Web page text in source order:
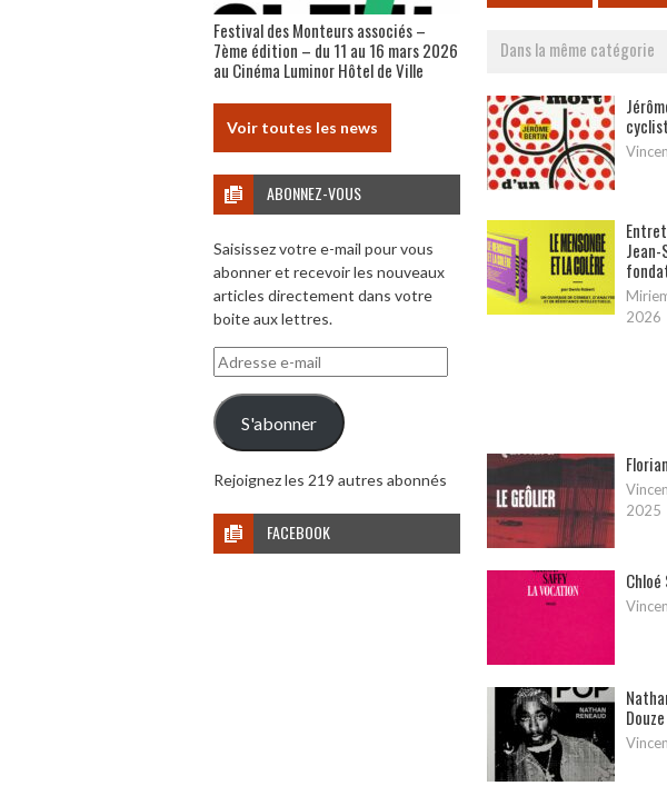
Dans la même catégorie
Jean-
2026
2025
Festival des Monteurs associés –
7ème édition – du 11 au 16 mars 2026
au Cinéma Luminor Hôtel de Ville
Voir toutes les news
ABONNEZ-VOUS
Saisissez votre e-mail pour vous
abonner et recevoir les nouveaux
articles directement dans votre
boite aux lettres.
Adresse
e-
mail
S'abonner
Rejoignez les 219 autres abonnés
FACEBOOK